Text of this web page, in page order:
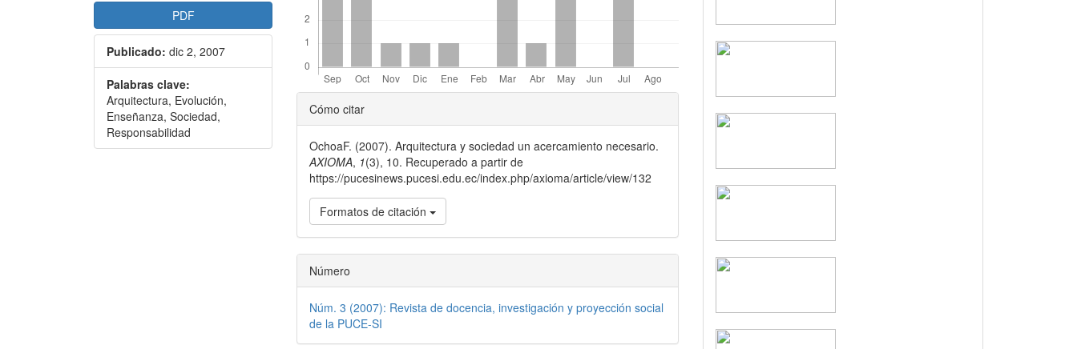
PDF
Publicado: dic 2, 2007
Palabras clave:
Arquitectura, Evolución,
Enseñanza, Sociedad,
Responsabilidad
Detalles
del
artículo
Cómo citar
OchoaF. (2007). Arquitectura y sociedad un acercamiento necesario.
AXIOMA, 1(3), 10. Recuperado a partir de
https://pucesinews.pucesi.edu.ec/index.php/axioma/article/view/132
Formatos de citación
Número
Núm. 3 (2007): Revista de docencia, investigación y proyección social
de la PUCE-SI